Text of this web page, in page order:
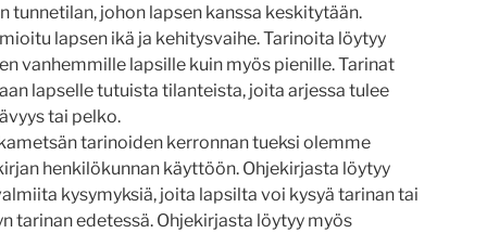
tunnetilan, johon lapsen kanssa keskitytään.
lapsen ikä ja kehitysvaihe. Tarinoita löytyy
vanhemmille lapsille kuin myös pienille. Tarinat
lapselle tutuista tilanteista, joita arjessa tulee
tai pelko.
tarinoiden kerronnan tueksi olemme
henkilökunnan käyttöön. Ohjekirjasta löytyy
kysymyksiä, joita lapsilta voi kysyä tarinan tai
tarinan edetessä. Ohjekirjasta löytyy myös